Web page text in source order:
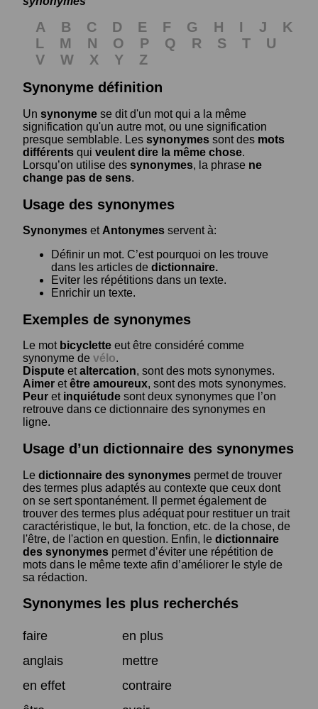
A B C D E F G H I J
K
L
M N O P Q R S T
U
V
W X Y
Z
Synonyme définition
Un synonyme se dit d'un mot qui a la même
signification qu'un autre mot, ou une signification
presque semblable. Les synonymes sont des mots
différents qui veulent dire la même chose.
Lorsqu’on utilise des synonymes, la phrase ne
change pas de sens.
Usage des synonymes
Synonymes et Antonymes servent à:
Définir un mot. C’est pourquoi on les trouve
dans les articles de dictionnaire.
Eviter les répétitions dans un texte.
Enrichir un texte.
Exemples de synonymes
Le mot bicyclette eut être considéré comme
synonyme de vélo.
Dispute etaltercation, sont des mots synonymes.
Aimer etêtre amoureux, sont des mots synonymes.
Peur et inquiétude sont deux synonymes que l’on
retrouve dans ce dictionnaire des synonymes en
ligne.
Usage d’un dictionnaire des synonymes
Le dictionnaire des synonymes permet de trouver
des termes plus adaptés au contexte que ceux dont
on se sert spontanément. Il permet également de
trouver des termes plus adéquat pour restituer un trait
caractéristique, le but, la fonction, etc. de la chose, de
l'être, de l'action en question. Enfin, le dictionnaire
des synonymes permet d’éviter une répétition de
mots dans le même texte afin d’améliorer le style de
sa rédaction.
Synonymes les plus recherchés
faire
en plus
anglais
mettre
en effet
contraire